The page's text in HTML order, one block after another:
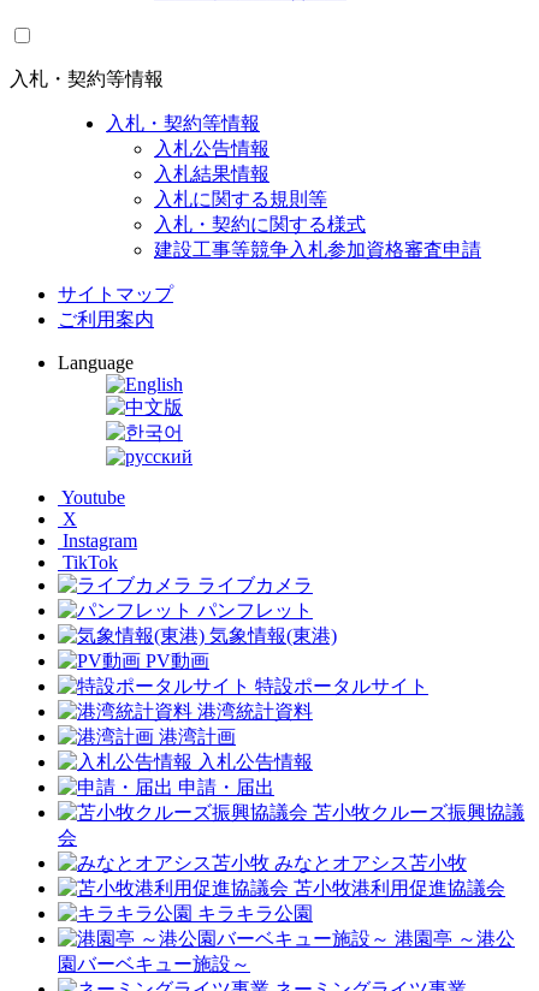
入札・契約等情報
入札・契約等情報
入札公告情報
入札結果情報
入札に関する規則等
入札・契約に関する様式
建設工事等競争入札参加資格審査申請
サイトマップ
ご利用案内
Language
Youtube
X
Instagram
TikTok
ライブカメラ
パンフレット
気象情報(東港)
PV動画
特設ポータルサイト
港湾統計資料
港湾計画
入札公告情報
申請・届出
苫小牧クルーズ振興協議
会
みなとオアシス苫小牧
苫小牧港利用促進協議会
キラキラ公園
港園亭 ～港公
園バーベキュー施設～